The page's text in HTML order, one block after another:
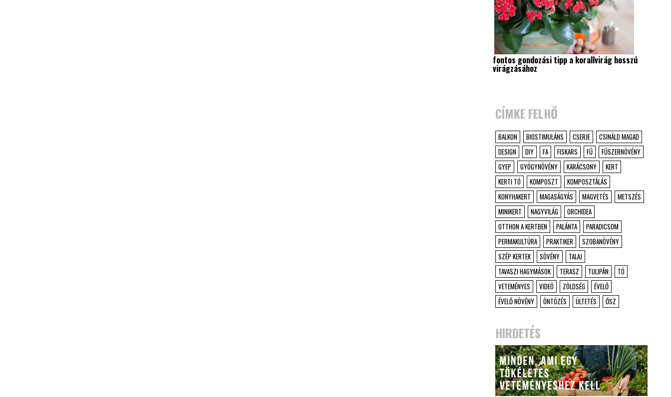
fontos gondozási tipp a korallvirág hosszú
virágzásához
CÍMKE FELHŐ
BALKON BIOSTIMULÁNS CSERJE
CSINÁLD MAGAD
DESIGN
DIY FA FISKARS FŰ
FŰSZERNÖVÉNY
GYEP
GYÓGYNÖVÉNY KARÁCSONY
KERT
KERTI TÓ
KOMPOSZT
KOMPOSZTÁLÁS
KONYHAKERT
MAGASÁGYÁS MAGVETÉS
METSZÉS
MINIKERT
NAGYVILÁG
ORCHIDEA
OTTHON A KERTBEN
PALÁNTA
PARADICSOM
PERMAKULTÚRA
PRAKTIKER
SZOBANÖVÉNY
SZÉP KERTEK
SÖVÉNY
TALAJ
TAVASZI HAGYMÁSOK
TERASZ TULIPÁN
TÓ
VETEMÉNYES
VIDEÓ ZÖLDSÉG
ÉVELŐ
ÉVELŐ NÖVÉNY
ÖNTÖZÉS ÜLTETÉS ŐSZ
HIRDETÉS